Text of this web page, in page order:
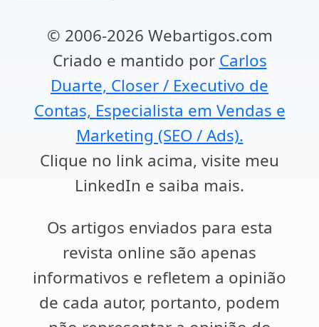
© 2006-2026 Webartigos.com
Criado e mantido por Carlos
Duarte, Closer / Executivo de
Contas, Especialista em Vendas e
Marketing (SEO / Ads).
Clique no link acima, visite meu
LinkedIn e saiba mais.
Os artigos enviados para esta
revista online são apenas
informativos e refletem a opinião
de cada autor, portanto, podem